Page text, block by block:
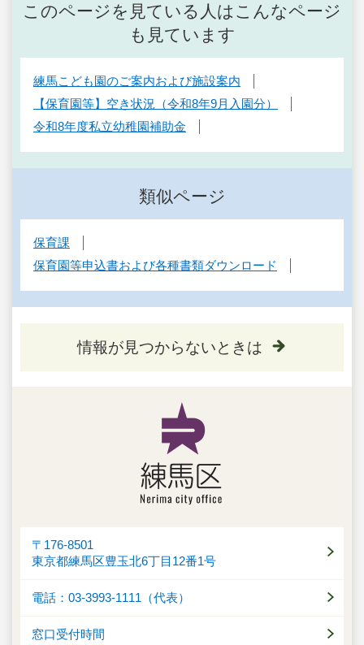
このページを見ている人はこんなページ
も見ています
練馬こども園のご案内および施設案内
【保育園等】空き状況（令和8年9月入園分）
令和8年度私立幼稚園補助金
類似ページ
保育課
保育園等申込書および各種書類ダウンロード
情報が見つからないときは
〒176-8501
東京都練馬区豊玉北6丁目12番1号
電話：03-3993-1111（代表）
窓口受付時間